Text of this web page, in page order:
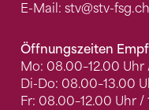
E-Mail: stv@stv-fsg.ch
Öffnungszeiten
Mo: 08.00–12.00 Uhr
Di-Do: 08.00–13.00
Fr: 08.00–12.00 Uhr /